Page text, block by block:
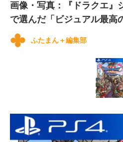
画像・写真：『ドラクエ』
で選んだ「ビジュアル最高
ふたまん＋編集部